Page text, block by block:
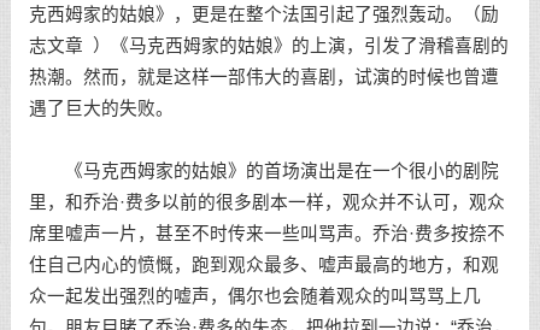
克西姆家的姑娘》，更是在整个法国引起了强烈轰动。（励
志文章
）《马克西姆家的姑娘》的上演，引发了滑稽喜剧的
热潮。然而，就是这样一部伟大的喜剧，试演的时候也曾遭
遇了巨大的失败。
《马克西姆家的姑娘》的首场演出是在一个很小的剧院
里，和乔治·费多以前的很多剧本一样，观众并不认可，观众
席里嘘声一片，甚至不时传来一些叫骂声。乔治·费多按捺不
住自己内心的愤慨，跑到观众最多、嘘声最高的地方，和观
众一起发出强烈的嘘声，偶尔也会随着观众的叫骂骂上几